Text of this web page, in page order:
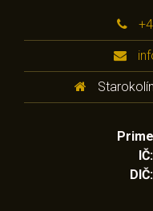
IČ:
DIČ: